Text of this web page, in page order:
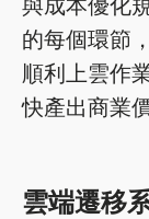
與成本優化
的每個環節
順利上雲作
快產出商業
雲端遷移